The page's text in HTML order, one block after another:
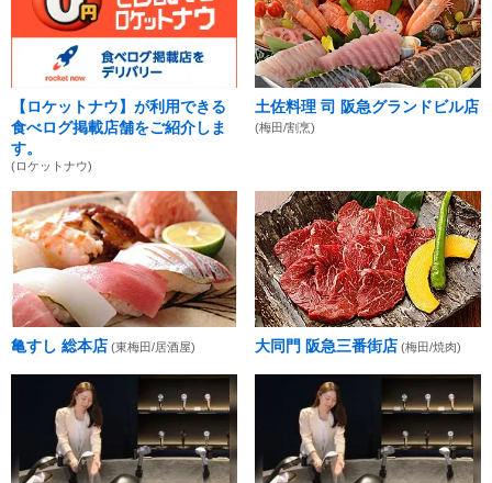
【ロケットナウ】が利用できる
食べログ掲載店舗をご紹介しま
す。
(ロケットナウ)
土佐料理 司 阪急グランドビル店
(梅田/割烹)
亀すし 総本店 (東梅田/居酒屋) 大同門 阪急三番街店 (梅田/焼肉)